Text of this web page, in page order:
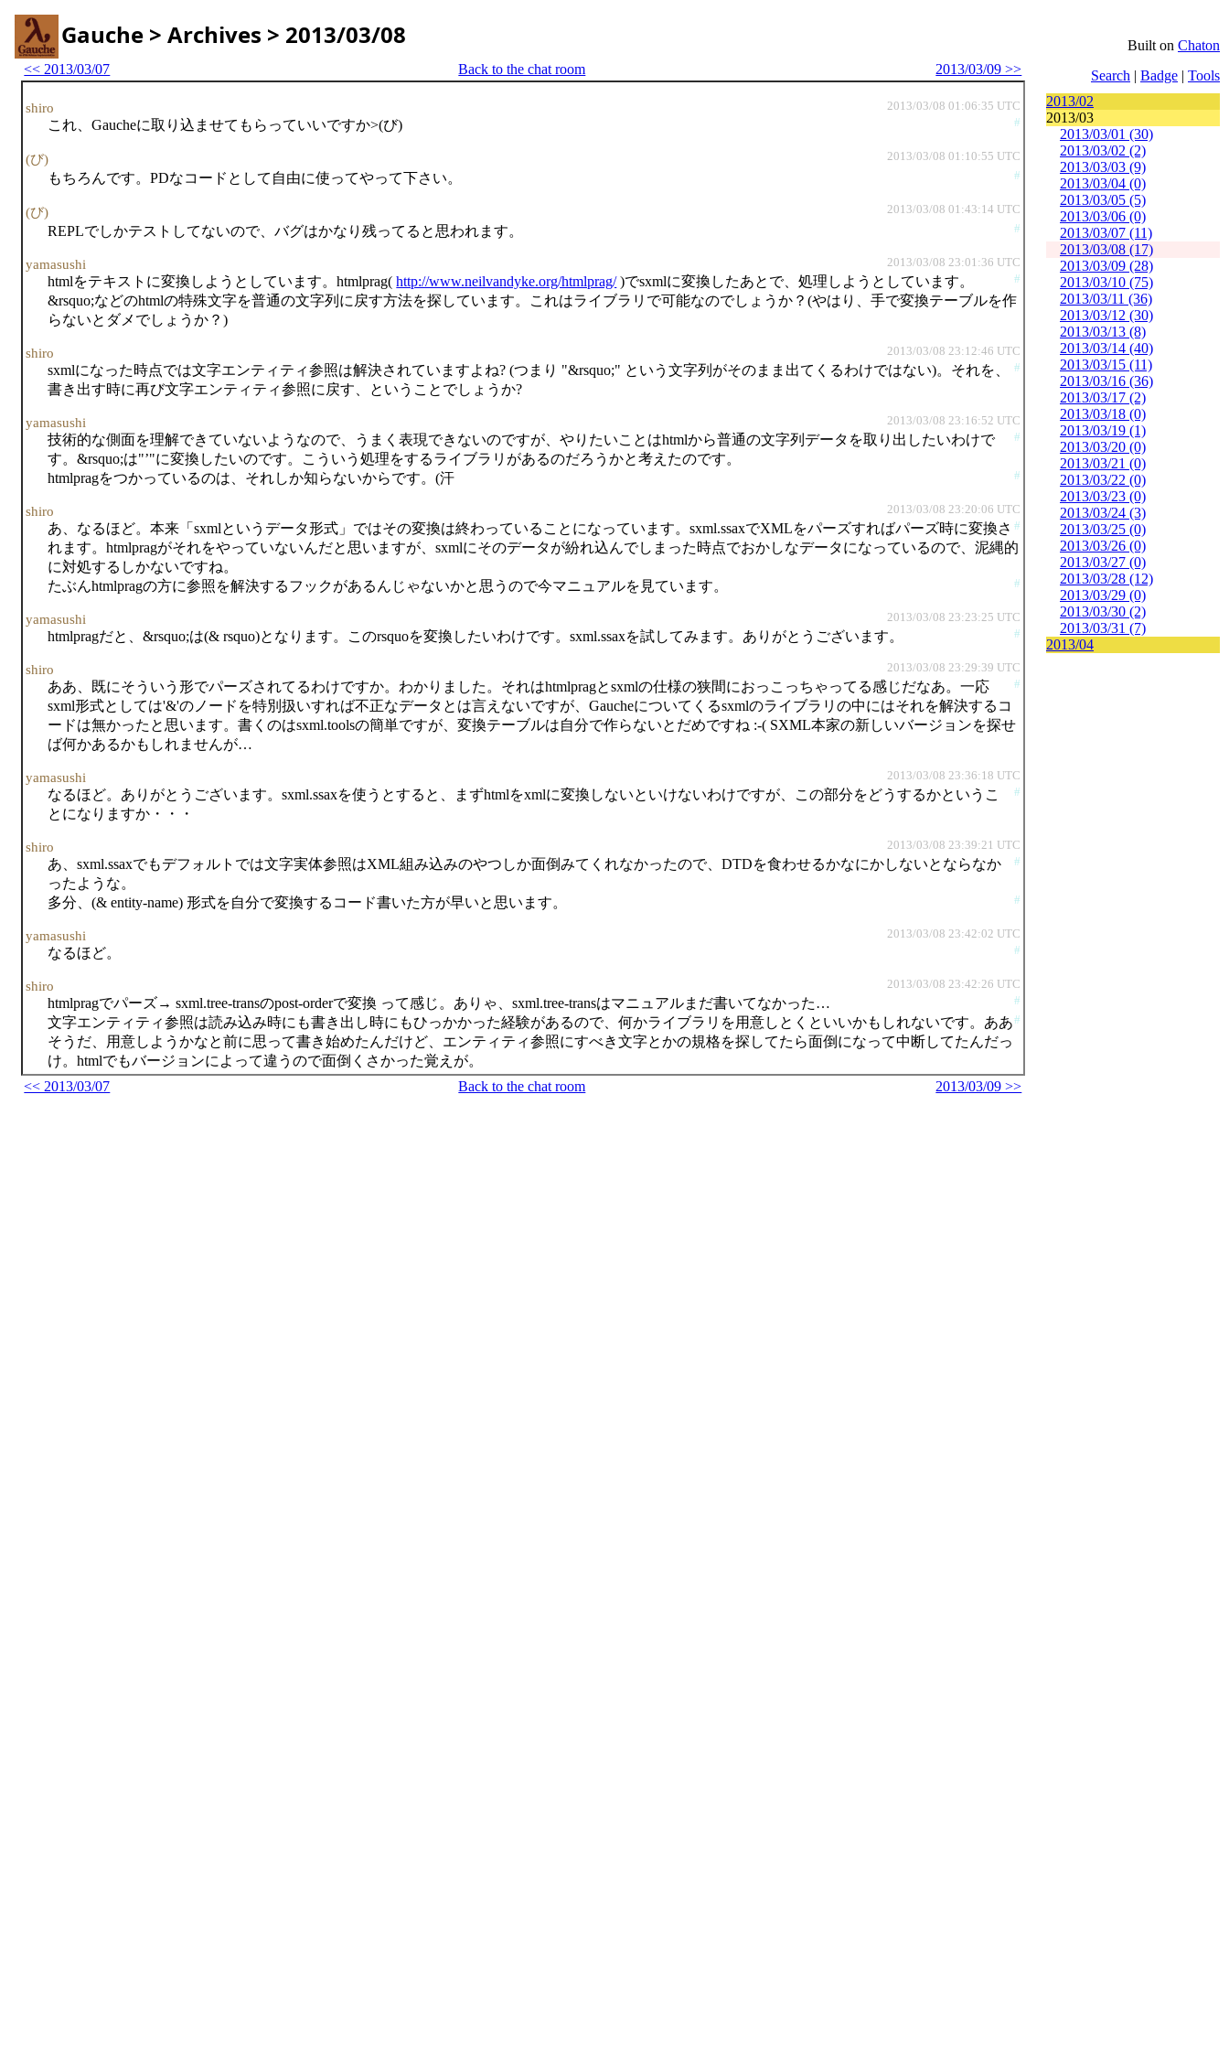
Gauche > Archives > 2013/03/08 Built on Chaton
Search | Badge | Tools
2013/02
2013/03
2013/03/01 (30)
2013/03/02 (2)
2013/03/03 (9)
2013/03/04 (0)
2013/03/05 (5)
2013/03/06 (0)
2013/03/07 (11)
2013/03/08 (17)
2013/03/09 (28)
2013/03/10 (75)
2013/03/11 (36)
2013/03/12 (30)
2013/03/13 (8)
2013/03/14 (40)
2013/03/15 (11)
2013/03/16 (36)
2013/03/17 (2)
2013/03/18 (0)
2013/03/19 (1)
2013/03/20 (0)
2013/03/21 (0)
2013/03/22 (0)
2013/03/23 (0)
2013/03/24 (3)
2013/03/25 (0)
2013/03/26 (0)
2013/03/27 (0)
2013/03/28 (12)
2013/03/29 (0)
2013/03/30 (2)
2013/03/31 (7)
2013/04
<< 2013/03/07 Back to the chat room 2013/03/09 >>
2013/03/08 01:06:35 UTC
shiro
#
これ、Gaucheに取り込ませてもらっていいですか>(び)
2013/03/08 01:10:55 UTC
(び)
#
もちろんです。PDなコードとして自由に使ってやって下さい。
2013/03/08 01:43:14 UTC
(び)
#
REPLでしかテストしてないので、バグはかなり残ってると思われます。
2013/03/08 23:01:36 UTC
yamasushi
#
htmlをテキストに変換しようとしています。htmlprag(http://www.neilvandyke.org/htmlprag/)でsxmlに変換したあとで、処理しようとしています。
&rsquo;などのhtmlの特殊文字を普通の文字列に戻す方法を探しています。これはライブラリで可能なのでしょうか？(やはり、手で変換テーブルを作
らないとダメでしょうか？)
2013/03/08 23:12:46 UTC
shiro
#
sxmlになった時点では文字エンティティ参照は解決されていますよね? (つまり "&rsquo;" という文字列がそのまま出てくるわけではない)。それを、
書き出す時に再び文字エンティティ参照に戻す、ということでしょうか?
2013/03/08 23:16:52 UTC
yamasushi
#
技術的な側面を理解できていないようなので、うまく表現できないのですが、やりたいことはhtmlから普通の文字列データを取り出したいわけで
す。&rsquo;は"’"に変換したいのです。こういう処理をするライブラリがあるのだろうかと考えたのです。
#
htmlpragをつかっているのは、それしか知らないからです。(汗
2013/03/08 23:20:06 UTC
shiro
#
あ、なるほど。本来「sxmlというデータ形式」ではその変換は終わっていることになっています。sxml.ssaxでXMLをパーズすればパーズ時に変換さ
れます。htmlpragがそれをやっていないんだと思いますが、sxmlにそのデータが紛れ込んでしまった時点でおかしなデータになっているので、泥縄的
に対処するしかないですね。
#
たぶんhtmlpragの方に参照を解決するフックがあるんじゃないかと思うので今マニュアルを見ています。
2013/03/08 23:23:25 UTC
yamasushi
#
htmlpragだと、&rsquo;は(& rsquo)となります。このrsquoを変換したいわけです。sxml.ssaxを試してみます。ありがとうございます。
2013/03/08 23:29:39 UTC
shiro
#
ああ、既にそういう形でパーズされてるわけですか。わかりました。それはhtmlpragとsxmlの仕様の狭間におっこっちゃってる感じだなあ。一応
sxml形式としては'&'のノードを特別扱いすれば不正なデータとは言えないですが、Gaucheについてくるsxmlのライブラリの中にはそれを解決するコ
ードは無かったと思います。書くのはsxml.toolsの簡単ですが、変換テーブルは自分で作らないとだめですね :-( SXML本家の新しいバージョンを探せ
ば何かあるかもしれませんが…
2013/03/08 23:36:18 UTC
yamasushi
#
なるほど。ありがとうございます。sxml.ssaxを使うとすると、まずhtmlをxmlに変換しないといけないわけですが、この部分をどうするかというこ
とになりますか・・・
2013/03/08 23:39:21 UTC
shiro
#
あ、sxml.ssaxでもデフォルトでは文字実体参照はXML組み込みのやつしか面倒みてくれなかったので、DTDを食わせるかなにかしないとならなか
ったような。
#
多分、(& entity-name) 形式を自分で変換するコード書いた方が早いと思います。
2013/03/08 23:42:02 UTC
yamasushi
#
なるほど。
2013/03/08 23:42:26 UTC
shiro
#
htmlpragでパーズ→ sxml.tree-transのpost-orderで変換 って感じ。ありゃ、sxml.tree-transはマニュアルまだ書いてなかった…
#
文字エンティティ参照は読み込み時にも書き出し時にもひっかかった経験があるので、何かライブラリを用意しとくといいかもしれないです。ああ
そうだ、用意しようかなと前に思って書き始めたんだけど、エンティティ参照にすべき文字とかの規格を探してたら面倒になって中断してたんだっ
け。htmlでもバージョンによって違うので面倒くさかった覚えが。
<< 2013/03/07
Back to the chat room 2013/03/09 >>